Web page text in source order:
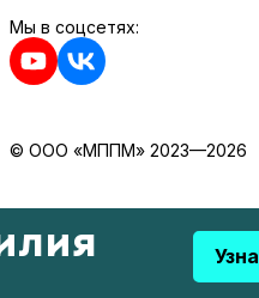
Мы в соцсетях:
© ООО «МППМ» 2023—2026